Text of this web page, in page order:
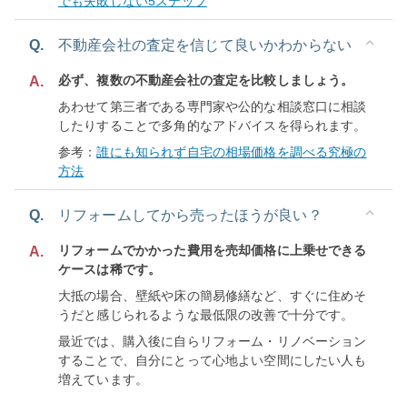
Q. 不動産会社の査定を信じて良いかわからない
A.
必ず、複数の不動産会社の査定を比較しましょう。
あわせて第三者である専門家や公的な相談窓口に相談
したりすることで多角的なアドバイスを得られます。
参考：誰にも知られず自宅の相場価格を調べる究極の
方法
Q. リフォームしてから売ったほうが良い？
A.
リフォームでかかった費用を売却価格に上乗せできる
ケースは稀です。
大抵の場合、壁紙や床の簡易修繕など、すぐに住めそ
うだと感じられるような最低限の改善で十分です。
最近では、購入後に自らリフォーム・リノベーション
することで、自分にとって心地よい空間にしたい人も
増えています。